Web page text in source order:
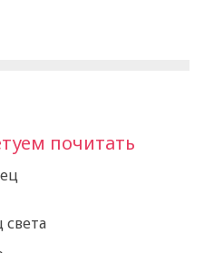
почитать
света